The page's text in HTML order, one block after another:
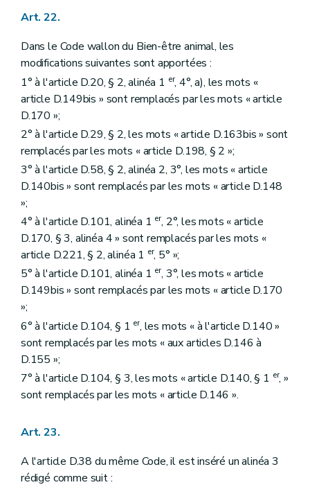
Art. 22.
Dans le Code wallon du Bien-être animal, les
modifications suivantes sont apportées :
1° à l'article D.20, § 2, alinéa 1 er, 4°, a), les mots «
article D.149bis » sont remplacés par les mots « article
D.170 »;
2° à l'article D.29, § 2, les mots « article D.163bis » sont
remplacés par les mots « article D.198, § 2 »;
3° à l'article D.58, § 2, alinéa 2, 3°, les mots « article
D.140bis » sont remplacés par les mots « article D.148
»;
4° à l'article D.101, alinéa 1 er, 2°, les mots « article
D.170, § 3, alinéa 4 » sont remplacés par les mots «
article D.221, § 2, alinéa 1 er, 5° »;
5° à l'article D.101, alinéa 1 er, 3°, les mots « article
D.149bis » sont remplacés par les mots « article D.170
»;
6° à l'article D.104, § 1 er, les mots « à l'article D.140 »
sont remplacés par les mots « aux articles D.146 à
D.155 »;
7° à l'article D.104, § 3, les mots « article D.140, § 1 er, »
sont remplacés par les mots « article D.146 ».
Art. 23.
A l'article D.38 du même Code, il est inséré un alinéa 3
rédigé comme suit :